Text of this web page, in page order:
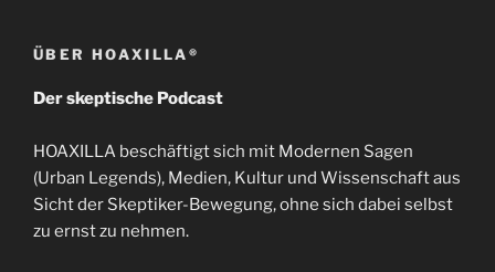
ÜBER HOAXILLA®
Der skeptische Podcast
HOAXILLA beschäftigt sich mit Modernen Sagen
(Urban Legends), Medien, Kultur und Wissenschaft aus
Sicht der Skeptiker-Bewegung, ohne sich dabei selbst
zu ernst zu nehmen.